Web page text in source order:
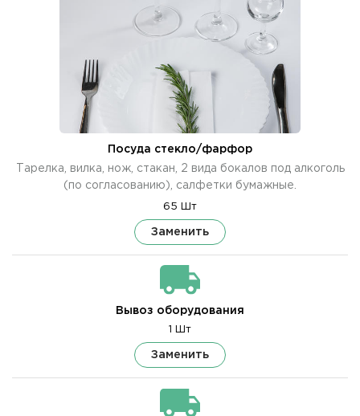
Посуда стекло/фарфор
Тарелка, вилка, нож, стакан, 2 вида бокалов под алкоголь
(по согласованию), салфетки бумажные.
65 Шт
Заменить
Вывоз оборудования
1 Шт
Заменить